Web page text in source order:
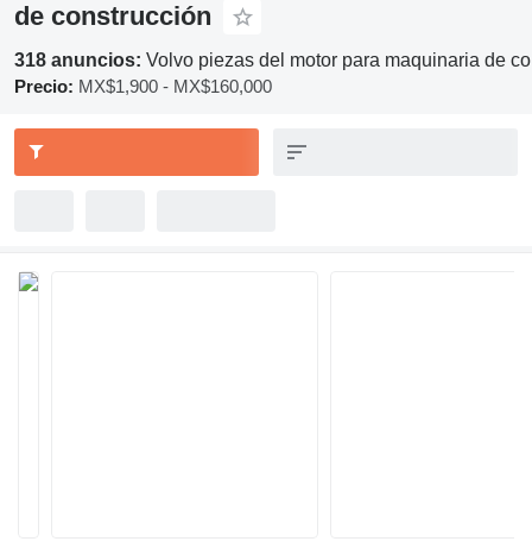
de construcción
318 anuncios: Volvo piezas del motor para maquinaria de
Precio: MX$1,900 - MX$160,000